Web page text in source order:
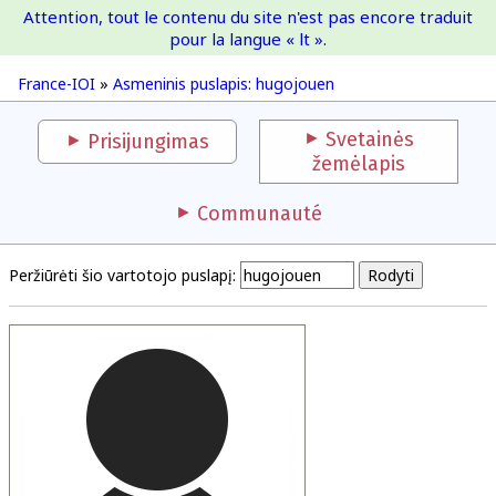
France-IOI
France-IOI » Asmeninis puslapis: hugojouen
Attention, tout le contenu du site n'est pas encore traduit
pour la langue « lt ».
Prisijungimas
Svetainės
žemėlapis
Communauté
Peržiūrėti šio vartotojo puslapį: